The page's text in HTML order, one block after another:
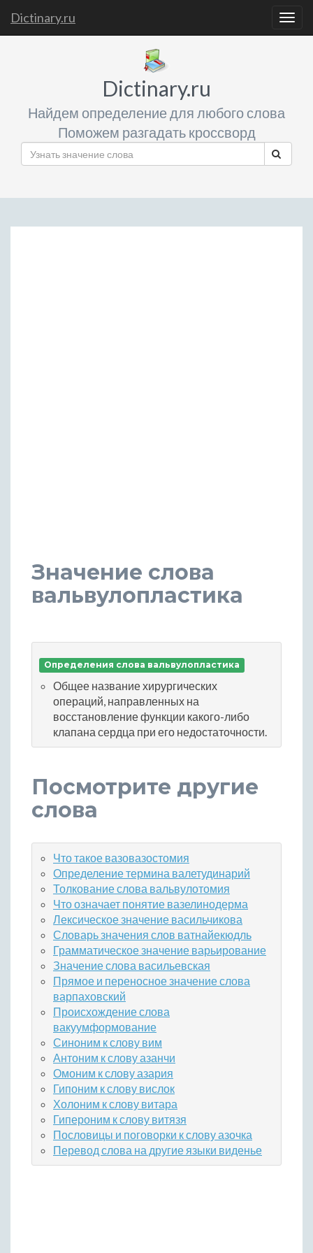
Dictinary.ru
Dictinary.ru
Найдем определение для любого слова
Поможем разгадать кроссворд
Значение слова
вальвулопластика
Определения слова вальвулопластика
Общее название хирургических
операций, направленных на
восстановление функции какого-либо
клапана сердца при его недостаточности.
Посмотрите другие
слова
Что такое вазовазостомия
Определение термина валетудинарий
Толкование слова вальвулотомия
Что означает понятие вазелинодерма
Лексическое значение васильчикова
Словарь значения слов ватнайекюдль
Грамматическое значение варьирование
Значение слова васильевская
Прямое и переносное значение слова
варпаховский
Происхождение слова
вакуумформование
Синоним к слову вим
Антоним к слову азанчи
Омоним к слову азария
Гипоним к слову вислок
Холоним к слову витара
Гипероним к слову витязя
Пословицы и поговорки к слову азочка
Перевод слова на другие языки виденье